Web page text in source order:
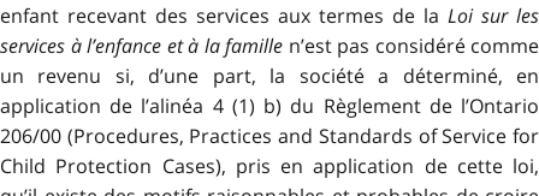
enfant recevant des services aux termes de la Loi sur les
services à l’enfance et à la famille n’est pas considéré comme
un revenu si, d’une part, la société a déterminé, en
application de l’alinéa 4 (1) b) du Règlement de l’Ontario
206/00 (Procedures, Practices and Standards of Service for
Child Protection Cases), pris en application de cette loi,